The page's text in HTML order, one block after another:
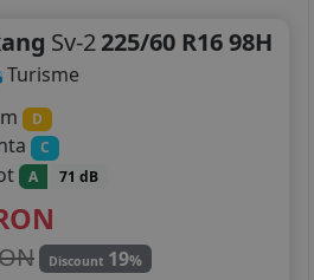
Sv-2225/60 R16 98H
Turisme
D
C
A 71 dB
Discount 19%